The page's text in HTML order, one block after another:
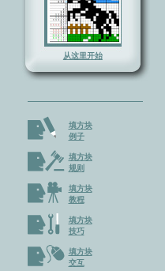
从这里开始
填方块
例子
填方块
规则
填方块
教程
填方块
技巧
填方块
交互